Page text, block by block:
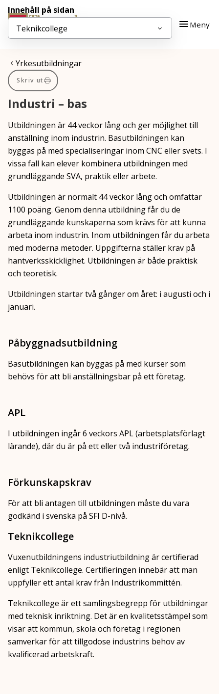
Gå till innehåll
Gå till huvudmeny
Meny
Du är här:
Yrkesutbildningar
Skriv ut
Industri – bas
Utbildningen är 44 veckor lång och ger möjlighet till
anställning inom industrin. Basutbildningen kan
byggas på med specialiseringar inom CNC eller svets. I
vissa fall kan elever kombinera utbildningen med
grundläggande SVA, praktik eller arbete.
Utbildningen är normalt 44 veckor lång och omfattar
1100 poäng. Genom denna utbildning får du de
grundläggande kunskaperna som krävs för att kunna
arbeta inom industrin. Inom utbildningen får du arbeta
med moderna metoder. Uppgifterna ställer krav på
hantverksskicklighet. Utbildningen är både praktisk
och teoretisk.
Utbildningen startar två gånger om året: i augusti och i
januari.
Påbyggnadsutbildning
Basutbildningen kan byggas på med kurser som
behövs för att bli anställningsbar på ett företag.
APL
I utbildningen ingår 6 veckors APL (arbetsplatsförlagt
lärande), där du är på ett eller två industriföretag.
Förkunskapskrav
För att bli antagen till utbildningen måste du vara
godkänd i svenska på SFI D-nivå.
Teknikcollege
Vuxenutbildningens industriutbildning är certifierad
enligt Teknikcollege. Certifieringen innebär att man
uppfyller ett antal krav från Industrikommittén.
Teknikcollege är ett samlingsbegrepp för utbildningar
med teknisk inriktning. Det är en kvalitetsstämpel som
visar att kommun, skola och företag i regionen
samverkar för att tillgodose industrins behov av
kvalificerad arbetskraft.
Innehåll på sidan
Teknikcollege